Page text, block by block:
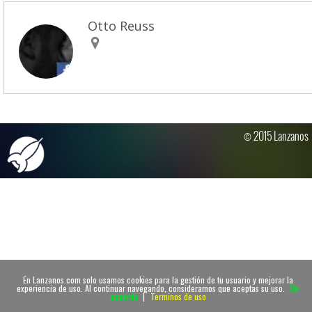
En Lanzanos.com solo usamos cookies para la gestión de tu usuario y mejorar la
experiencia de uso. Al continuar navegando, consideramos que aceptas su uso. De
acuerdo | Terminos de uso
Otto Reuss
© 2015 Lanzanos